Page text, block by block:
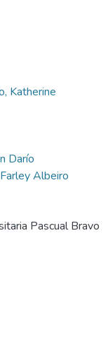
Katherine
Darío
Albeiro
Pascual Bravo